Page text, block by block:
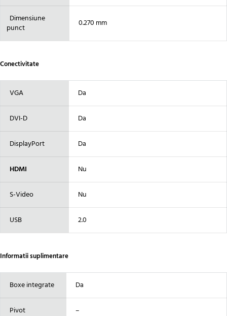
Dimensiune
punct
0.270 mm
Conectivitate
VGA Da
DVI-D Da
DisplayPort Da
HDMI Nu
S-Video Nu
USB 2.0
Informatii suplimentare
Boxe integrate Da
Pivot –